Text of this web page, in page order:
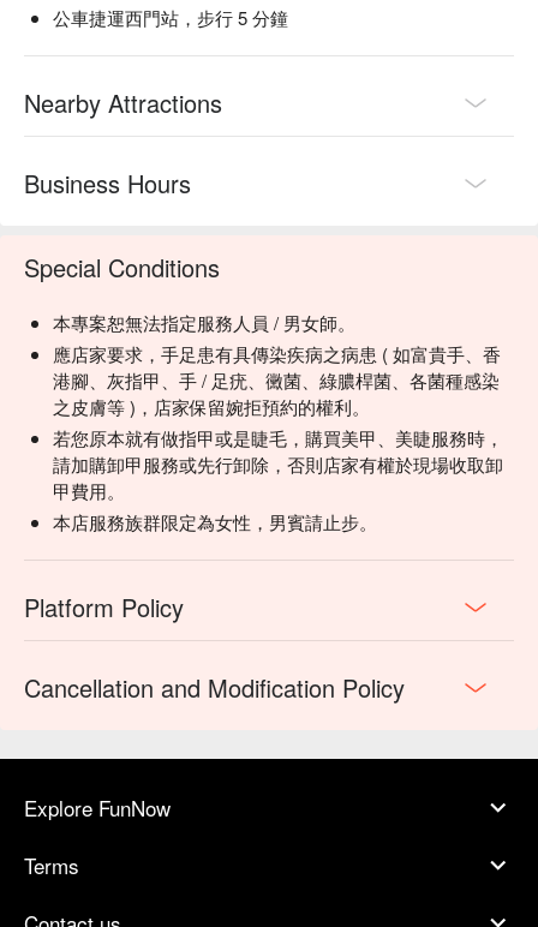
公車捷運西門站，步行 5 分鐘
Nearby Attractions
Business Hours
Special Conditions
本專案恕無法指定服務人員 / 男女師。
應店家要求，手足患有具傳染疾病之病患 ( 如富貴手、香
港腳、灰指甲、手 / 足疣、黴菌、綠膿桿菌、各菌種感染
之皮膚等 )，店家保留婉拒預約的權利。
若您原本就有做指甲或是睫毛，購買美甲、美睫服務時，
請加購卸甲服務或先行卸除，否則店家有權於現場收取卸
甲費用。
本店服務族群限定為女性，男賓請止步。
Platform Policy
Cancellation and Modification Policy
Explore FunNow
Terms